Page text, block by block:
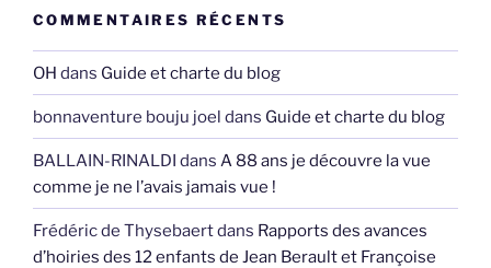
COMMENTAIRES RÉCENTS
OH dans Guide et charte du blog
bonnaventure bouju joel dans Guide et charte du blog
BALLAIN-RINALDI dans A 88 ans je découvre la vue
comme je ne l’avais jamais vue !
Frédéric de Thysebaertdans Rapports des avances
d’hoiries des 12 enfants de Jean Berault et Françoise